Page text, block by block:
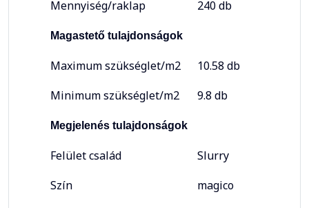
Mennyiség/raklap
240 db
Magastető tulajdonságok
Maximum szükséglet/m2
10.58 db
Minimum szükséglet/m2
9.8 db
Megjelenés tulajdonságok
Felület család
Slurry
Szín
magico